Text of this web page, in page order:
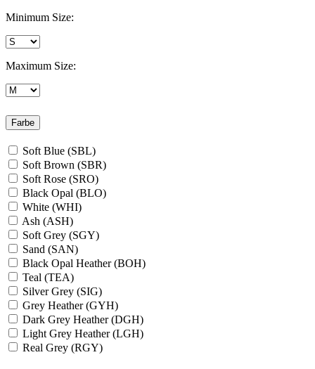
Minimum Size:
Maximum Size:
Farbe
Soft Blue (SBL)
Soft Brown (SBR)
Soft Rose (SRO)
Black Opal (BLO)
White (WHI)
Ash (ASH)
Soft Grey (SGY)
Sand (SAN)
Black Opal Heather (BOH)
Teal (TEA)
Silver Grey (SIG)
Grey Heather (GYH)
Dark Grey Heather (DGH)
Light Grey Heather (LGH)
Real Grey (RGY)